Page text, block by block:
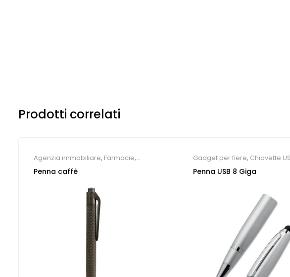
Prodotti correlati
Agenzia immobiliare, Farmacie,
Hotel,Parrucchieri
Penna caffè
Gadget per fiere, Chiavette
economiche
Penna USB 8 Giga